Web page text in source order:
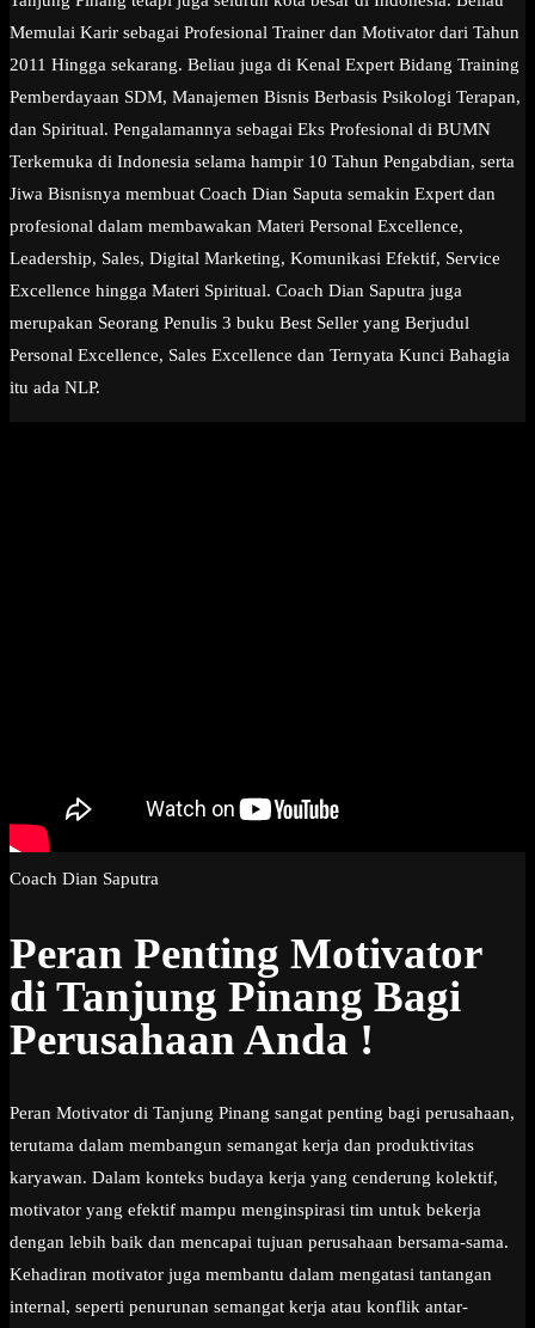
Memulai Karir sebagai Profesional Trainer dan Motivator dari Tahun
2011 Hingga sekarang. Beliau juga di Kenal Expert Bidang Training
Pemberdayaan SDM, Manajemen Bisnis Berbasis Psikologi Terapan,
dan Spiritual. Pengalamannya sebagai Eks Profesional di BUMN
Terkemuka di Indonesia selama hampir 10 Tahun Pengabdian, serta
Jiwa Bisnisnya membuat Coach Dian Saputa semakin Expert dan
profesional dalam membawakan Materi Personal Excellence,
Leadership, Sales, Digital Marketing, Komunikasi Efektif, Service
Excellence hingga Materi Spiritual. Coach Dian Saputra juga
merupakan Seorang Penulis 3 buku Best Seller yang Berjudul
Personal Excellence, Sales Excellence dan Ternyata Kunci Bahagia
itu ada NLP.
Coach Dian Saputra
Peran Penting Motivator
di Tanjung Pinang Bagi
Perusahaan Anda !
Peran Motivator di Tanjung Pinang sangat penting bagi perusahaan,
terutama dalam membangun semangat kerja dan produktivitas
karyawan. Dalam konteks budaya kerja yang cenderung kolektif,
motivator yang efektif mampu menginspirasi tim untuk bekerja
dengan lebih baik dan mencapai tujuan perusahaan bersama-sama.
Kehadiran motivator juga membantu dalam mengatasi tantangan
internal, seperti penurunan semangat kerja atau konflik antar-